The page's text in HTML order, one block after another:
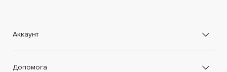
Аккаунт
Допомога